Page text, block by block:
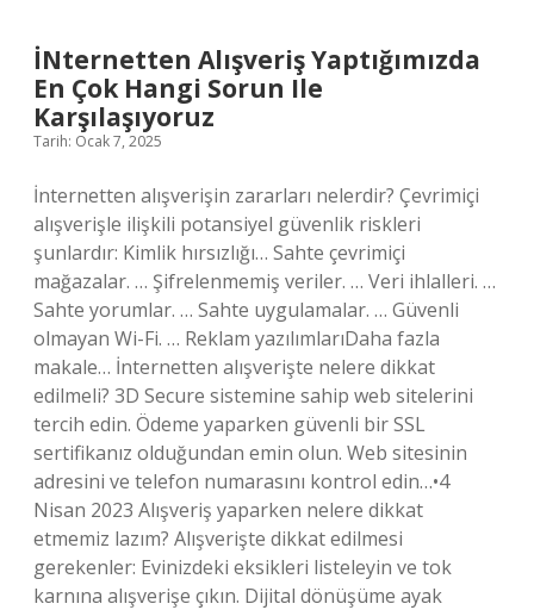
İNternetten Alışveriş Yaptığımızda
En Çok Hangi Sorun Ile
Karşılaşıyoruz
Tarih: Ocak 7, 2025
İnternetten alışverişin zararları nelerdir? Çevrimiçi
alışverişle ilişkili potansiyel güvenlik riskleri
şunlardır: Kimlik hırsızlığı… Sahte çevrimiçi
mağazalar. … Şifrelenmemiş veriler. … Veri ihlalleri. …
Sahte yorumlar. … Sahte uygulamalar. … Güvenli
olmayan Wi-Fi. … Reklam yazılımlarıDaha fazla
makale… İnternetten alışverişte nelere dikkat
edilmeli? 3D Secure sistemine sahip web sitelerini
tercih edin. Ödeme yaparken güvenli bir SSL
sertifikanız olduğundan emin olun. Web sitesinin
adresini ve telefon numarasını kontrol edin…•4
Nisan 2023 Alışveriş yaparken nelere dikkat
etmemiz lazım? Alışverişte dikkat edilmesi
gerekenler: Evinizdeki eksikleri listeleyin ve tok
karnına alışverişe çıkın. Dijital dönüşüme ayak